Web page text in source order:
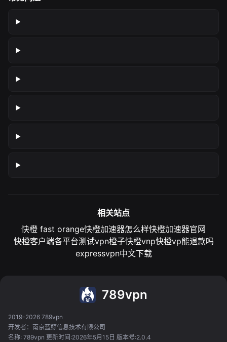
相关站点
快橙 fast orange快橙加速器怎么样快橙加速器官网
快橙客户端各平台测试vpn橙子快橙vnp快橙vp能退款吗
expressvpn中文下载
789vpn
2019-2026 789vpn
开发者：南京蓝鲸信息技术有限公司
名称: 789vpn 更新时间:2026年5月15日 版本号:2.0.4